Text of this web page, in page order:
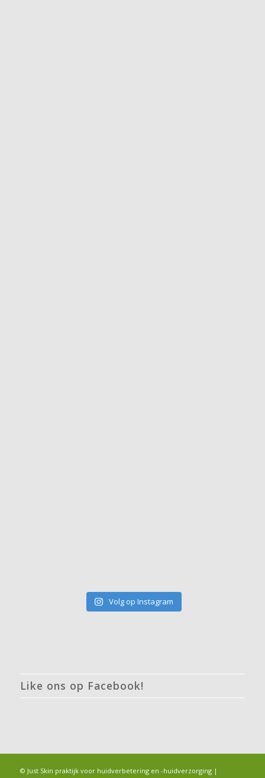
Volg op Instagram
Like ons op Facebook!
© Just Skin praktijk voor huidverbetering en -huidverzorging |